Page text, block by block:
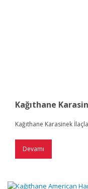
Kağıthane
Kağıthane Karasinek
Devamı